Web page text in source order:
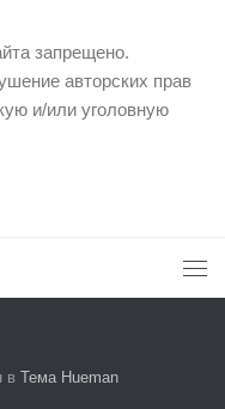
запрещено.
авторских прав
и/или уголовную
вТема Hueman